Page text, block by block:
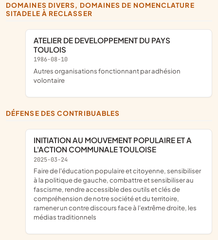
DOMAINES DIVERS, DOMAINES DE NOMENCLATURE
SITADELE À RECLASSER
ATELIER DE DEVELOPPEMENT DU PAYS
TOULOIS
1986-08-10
Autres organisations fonctionnant par adhésion
volontaire
DÉFENSE DES CONTRIBUABLES
INITIATION AU MOUVEMENT POPULAIRE ET A
L'ACTION COMMUNALE TOULOISE
2025-03-24
faire de l'éducation populaire et citoyenne, sensibiliser
à la politique de gauche, combattre et sensibiliser au
fascisme, rendre accessible des outils et clés de
compréhension de notre société et du territoire,
ramener un contre discours face à l'extrême droite, les
médias traditionnels